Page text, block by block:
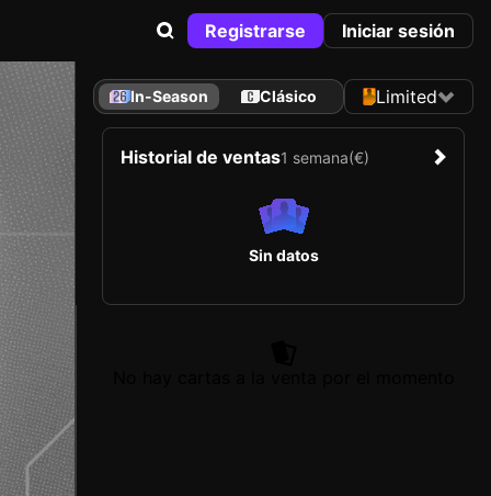
Registrarse Iniciar sesión
In-Season Clásico Limited
Historial de ventas1 semana(€)
Sin datos